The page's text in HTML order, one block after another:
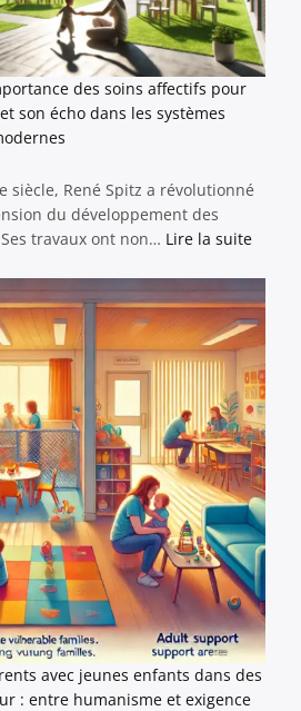
pour
éveiller
les
consciences
des soins affectifs pour
son écho dans les systèmes
siècle, René Spitz a révolutionné
du développement des
travaux ont non… Lire la suite:
:
des
soins
pour
les
et
son
écho
dans
les
avec jeunes enfants dans des
: entre humanisme et exigence